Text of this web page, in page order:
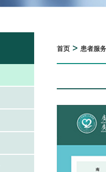
首页 > 患者服务